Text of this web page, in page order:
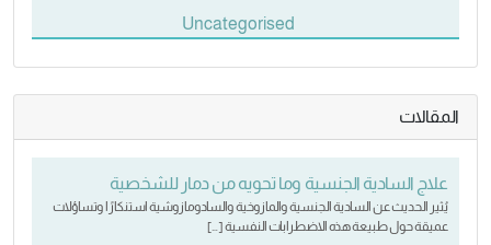
Uncategorised
المقالات
علاج السادية الجنسية وما تحويه من دمار للشخصية
يُثير الحديث عن السادية الجنسية والمازوخية والسادومازوشية استنكارًا وتساؤلات
عميقة حول طبيعة هذه الاضطرابات النفسية […]